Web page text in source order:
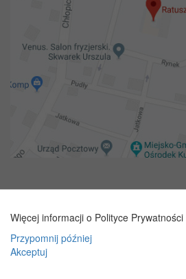
Więcej informacji o Polityce
Przypomnij później
Akceptuj